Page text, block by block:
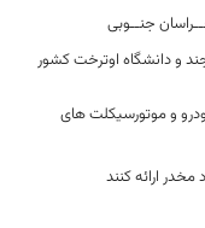
جنــوبی
و دانشگاه اوترخت کشور
و موتورسیکلت های
مخدر ارائه کنند